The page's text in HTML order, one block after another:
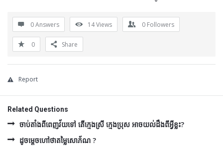
0 Answers 14Views 0 Followers
0 Share
Report
Related Questions
ចាប់តាំងពីពេញវ័យទៅ តើក្មេងស្រី ក្មេងប្រុស អាចយល់ដឹងពីអ្វីខ្លះ?
ដូចម្ដេចហៅថាតម្លៃសោភ័ណ ?